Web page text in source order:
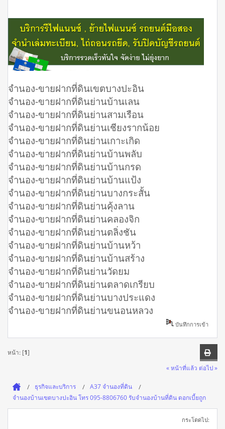
จํานอง-ขายฝากที่ดินเขตบางปะอิน
จํานอง-ขายฝากที่ดินย่านบ้านเลน
จํานอง-ขายฝากที่ดินย่านสามเรือน
จํานอง-ขายฝากที่ดินย่านเชียงรากน้อย
จํานอง-ขายฝากที่ดินย่านเกาะเกิด
จํานอง-ขายฝากที่ดินย่านบ้านพลับ
จํานอง-ขายฝากที่ดินย่านบ้านกรด
จํานอง-ขายฝากที่ดินย่านบ้านแป้ง
จํานอง-ขายฝากที่ดินย่านบางกระสั้น
จํานอง-ขายฝากที่ดินย่านคุ้งลาน
จํานอง-ขายฝากที่ดินย่านคลองจิก
จํานอง-ขายฝากที่ดินย่านตลิ่งชัน
จํานอง-ขายฝากที่ดินย่านบ้านหว้า
จํานอง-ขายฝากที่ดินย่านบ้านสร้าง
จํานอง-ขายฝากที่ดินย่านวัดยม
จํานอง-ขายฝากที่ดินย่านตลาดเกรียบ
จํานอง-ขายฝากที่ดินย่านบางประแดง
จํานอง-ขายฝากที่ดินย่านขนอนหลวง
บันทึกการเข้า
หน้า: [1]
« หน้าที่แล้ว ต่อไป »
ธุรกิจและบริการ
A37 จำนองที่ดิน
จำนองบ้านเขตบางปะอิน โทร 095-8806760 รับจำนองบ้านที่ดิน ดอกเบี้ยถูก
กระโดดไป: